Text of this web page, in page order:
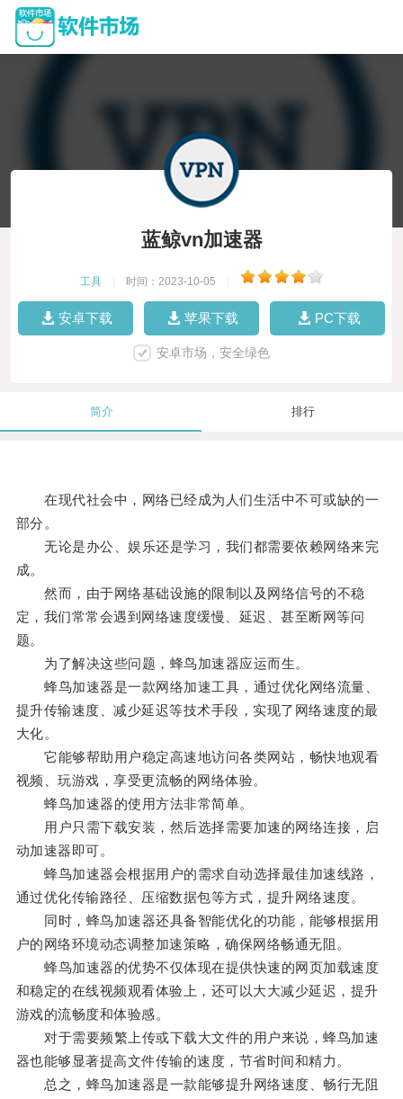
蓝鲸vn加速器
工具 时间：2023-10-05
安卓下载 苹果下载 PC下载
安卓市场，安全绿色
简介 排行
在现代社会中，网络已经成为人们生活中不可或缺的一
部分。
无论是办公、娱乐还是学习，我们都需要依赖网络来完
成。
然而，由于网络基础设施的限制以及网络信号的不稳
定，我们常常会遇到网络速度缓慢、延迟、甚至断网等问
题。
为了解决这些问题，蜂鸟加速器应运而生。
蜂鸟加速器是一款网络加速工具，通过优化网络流量、
提升传输速度、减少延迟等技术手段，实现了网络速度的最
大化。
它能够帮助用户稳定高速地访问各类网站，畅快地观看
视频、玩游戏，享受更流畅的网络体验。
蜂鸟加速器的使用方法非常简单。
用户只需下载安装，然后选择需要加速的网络连接，启
动加速器即可。
蜂鸟加速器会根据用户的需求自动选择最佳加速线路，
通过优化传输路径、压缩数据包等方式，提升网络速度。
同时，蜂鸟加速器还具备智能优化的功能，能够根据用
户的网络环境动态调整加速策略，确保网络畅通无阻。
蜂鸟加速器的优势不仅体现在提供快速的网页加载速度
和稳定的在线视频观看体验上，还可以大大减少延迟，提升
游戏的流畅度和体验感。
对于需要频繁上传或下载大文件的用户来说，蜂鸟加速
器也能够显著提高文件传输的速度，节省时间和精力。
总之，蜂鸟加速器是一款能够提升网络速度、畅行无阻